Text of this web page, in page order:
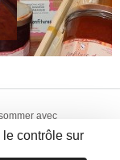
avec
de -18 ans.
Vins -Mentions
contrôle sur